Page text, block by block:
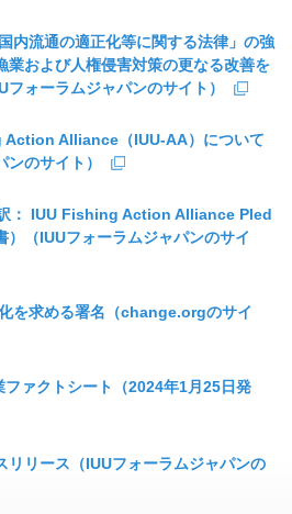
内流通の適正化等に関する法律」の強
業および人権侵害対策の更なる改善を
ォーラムジャパンのサイト）
Action Alliance（IUU-AA）について
ンのサイト）
訳： IUU Fishing Action Alliance Pled
（IUUフォーラムジャパンのサイ
を求める署名（change.orgのサイ
ァクトシート（2024年1月25日発
リース（IUUフォーラムジャパンの